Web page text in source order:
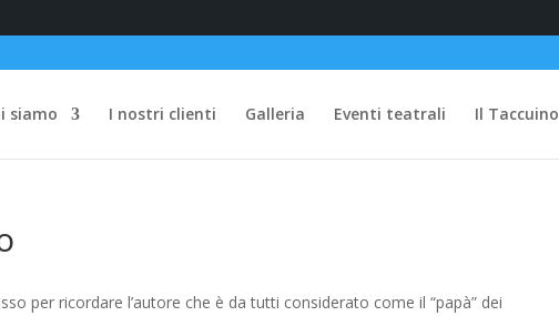
siamo I nostri clienti Galleria Eventi teatrali Il Taccuino
per ricordare l’autore che è da tutti considerato come il “papà” dei